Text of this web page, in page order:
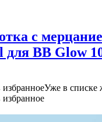
с
для BB Glow
избранноеУже в списке
избранное